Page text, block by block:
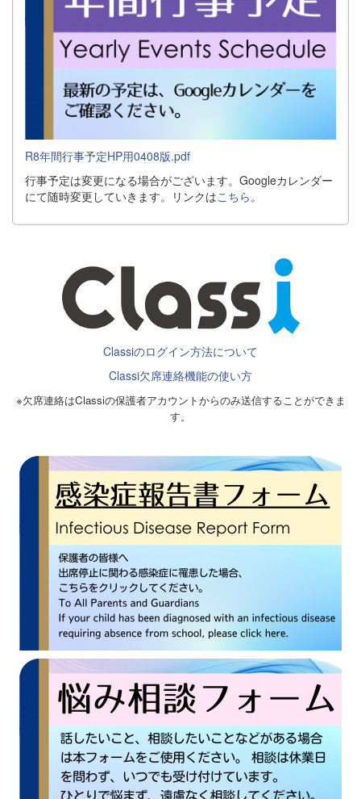
R8年間行事予定HP用0408版.pdf
行事予定は変更になる場合がございます。Googleカレンダー
にて随時変更していきます。リンクはこちら 。
Classiのログイン方法について
Classi欠席連絡機能の使い方
※欠席連絡はClassiの保護者アカウントからのみ送信することができま
す。